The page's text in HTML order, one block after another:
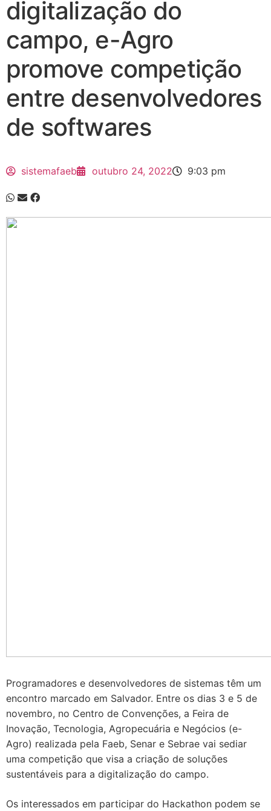
digitalização do
campo, e-Agro
promove competição
entre desenvolvedores
de softwares
sistemafaeb outubro 24, 2022 9:03 pm
Programadores e desenvolvedores de sistemas têm um
encontro marcado em Salvador. Entre os dias 3 e 5 de
novembro, no Centro de Convenções, a Feira de
Inovação, Tecnologia, Agropecuária e Negócios (e-
Agro) realizada pela Faeb, Senar e Sebrae vai sediar
uma competição que visa a criação de soluções
sustentáveis para a digitalização do campo.
Os interessados em participar do Hackathon podem se